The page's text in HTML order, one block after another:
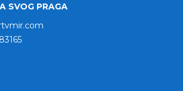
SVOG PRAGA